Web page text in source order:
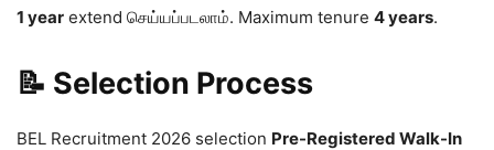
1 year extend செய்யப்படலாம். Maximum tenure 4 years.
📝 Selection Process
BEL Recruitment 2026 selection Pre-Registered Walk-In